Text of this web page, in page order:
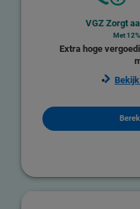
VGZ Zorgt
Met
Extra hoge